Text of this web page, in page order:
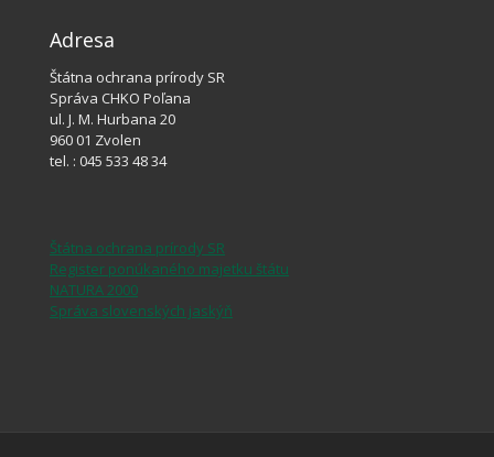
Adresa
Štátna ochrana prírody SR
Správa CHKO Poľana
ul. J. M. Hurbana 20
960 01 Zvolen
tel. : 045 533 48 34
Štátna ochrana prírody SR
Register ponúkaného majetku štátu
NATURA 2000
Správa slovenských jaskýň